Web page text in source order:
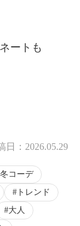
ートも
日： 2026.05.29
冬コーデ
トレンド
大人